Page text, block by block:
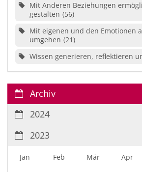
Mit Anderen Beziehungen
gestalten 56
Mit eigenen und den Emotionen
umgehen 21
Wissen generieren, reflektieren
Archiv
2024
2023
Jan Feb Mär Apr